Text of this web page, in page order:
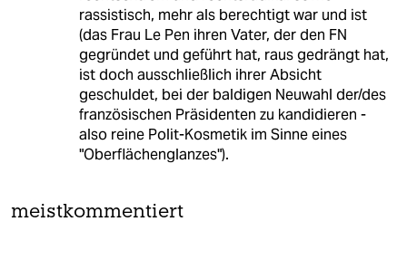
rassistisch, mehr als berechtigt war und ist
(das Frau Le Pen ihren Vater, der den FN
gegründet und geführt hat, raus gedrängt hat,
ist doch ausschließlich ihrer Absicht
geschuldet, bei der baldigen Neuwahl der/des
französischen Präsidenten zu kandidieren -
also reine Polit-Kosmetik im Sinne eines
"Oberflächenglanzes").
meistkommentiert